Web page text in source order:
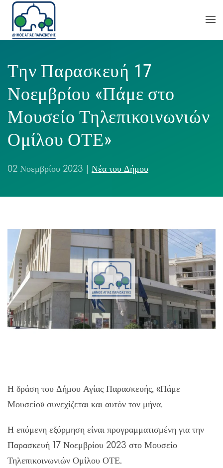
Την Παρασκευή 17
Νοεμβρίου «Πάμε στο
Μουσείο Τηλεπικοινωνιών
Ομίλου ΟΤΕ»
02 Νοεμβρίου 2023 Νέα του Δήμου
Η δράση του Δήμου Αγίας Παρασκευής, «Πάμε
Μουσείο» συνεχίζεται και αυτόν τον μήνα.
Η επόμενη εξόρμηση είναι προγραμματισμένη για την
Παρασκευή 17 Νοεμβρίου 2023 στο Μουσείο
Τηλεπικοινωνιών Ομίλου ΟΤΕ.